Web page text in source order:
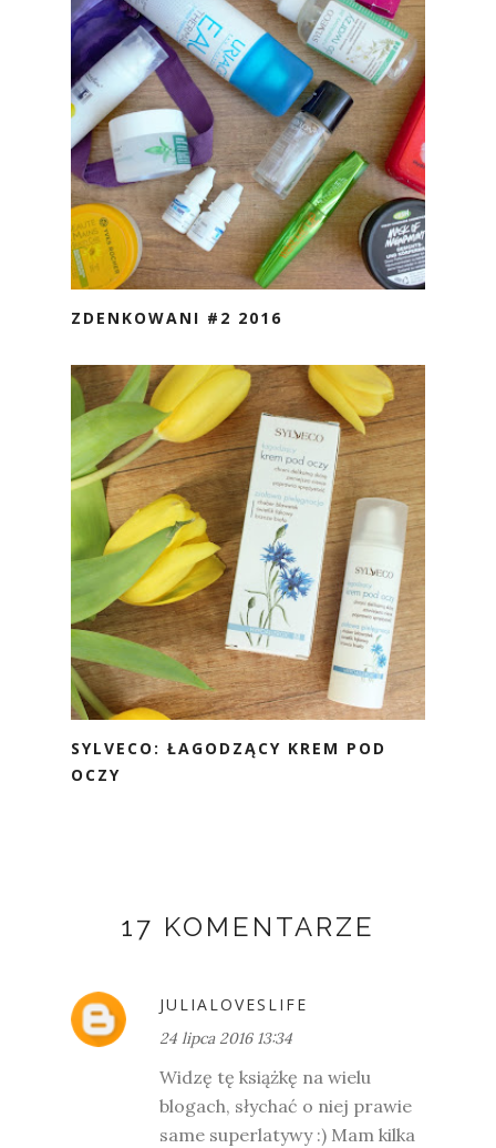
ZDENKOWANI #2 2016
SYLVECO: ŁAGODZĄCY KREM POD
OCZY
17 KOMENTARZE
JULIALOVESLIFE
24 lipca 2016 13:34
Widzę tę książkę na wielu
blogach, słychać o niej prawie
same superlatywy :) Mam kilka